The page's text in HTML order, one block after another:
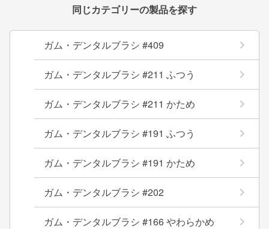
同じカテゴリーの製品を探す
ガム・デンタルブラシ #409
ガム・デンタルブラシ #211 ふつう
ガム・デンタルブラシ #211 かため
ガム・デンタルブラシ #191 ふつう
ガム・デンタルブラシ #191 かため
ガム・デンタルブラシ #202
ガム・デンタルブラシ #166 やわらかめ